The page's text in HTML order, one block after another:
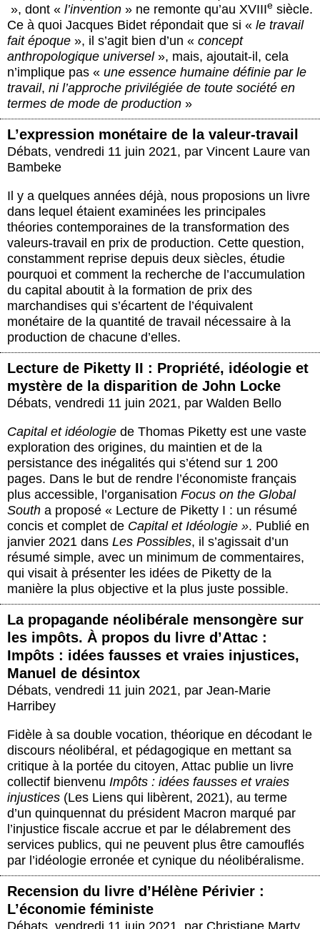
», dont « l’invention » ne remonte qu’au XVIIIe siècle.
Ce à quoi Jacques Bidet répondait que si « le travail
fait époque », il s’agit bien d’un « concept
anthropologique universel», mais, ajoutait-il, cela
n’implique pas « une essence humaine définie par le
travail, ni l’approche privilégiée de toute société en
termes de mode de production »
L’expression monétaire de la valeur-travail
Débats, vendredi 11 juin 2021, par Vincent Laure van
Bambeke
Il y a quelques années déjà, nous proposions un livre
dans lequel étaient examinées les principales
théories contemporaines de la transformation des
valeurs-travail en prix de production. Cette question,
constamment reprise depuis deux siècles, étudie
pourquoi et comment la recherche de l’accumulation
du capital aboutit à la formation de prix des
marchandises qui s’écartent de l’équivalent
monétaire de la quantité de travail nécessaire à la
production de chacune d’elles.
Lecture de Piketty II : Propriété, idéologie et
mystère de la disparition de John Locke
Débats, vendredi 11 juin 2021, par Walden Bello
Capital et idéologie de Thomas Piketty est une vaste
exploration des origines, du maintien et de la
persistance des inégalités qui s’étend sur 1 200
pages. Dans le but de rendre l’économiste français
plus accessible, l’organisation Focus on the Global
South a proposé « Lecture de Piketty I : un résumé
concis et complet de Capital et Idéologie ». Publié en
janvier 2021 dans Les Possibles, il s’agissait d’un
résumé simple, avec un minimum de commentaires,
qui visait à présenter les idées de Piketty de la
manière la plus objective et la plus juste possible.
La propagande néolibérale mensongère sur
les impôts. À propos du livre d’Attac :
Impôts : idées fausses et vraies injustices,
Manuel de désintox
Débats, vendredi 11 juin 2021, par Jean-Marie
Harribey
Fidèle à sa double vocation, théorique en décodant le
discours néolibéral, et pédagogique en mettant sa
critique à la portée du citoyen, Attac publie un livre
collectif bienvenu Impôts : idées fausses et vraies
injustices (Les Liens qui libèrent, 2021), au terme
d’un quinquennat du président Macron marqué par
l’injustice fiscale accrue et par le délabrement des
services publics, qui ne peuvent plus être camouflés
par l’idéologie erronée et cynique du néolibéralisme.
Recension du livre d’Hélène Périvier :
L’économie féministe
Débats vendredi 11 juin 2021 par Christiane Marty,